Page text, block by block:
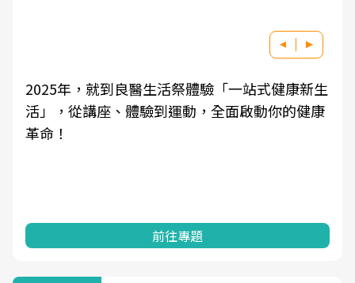
2025年，就到良醫生活祭體驗「一站式健康新生
活」，從講座、體驗到運動，全面啟動你的健康
革命！
前往專題